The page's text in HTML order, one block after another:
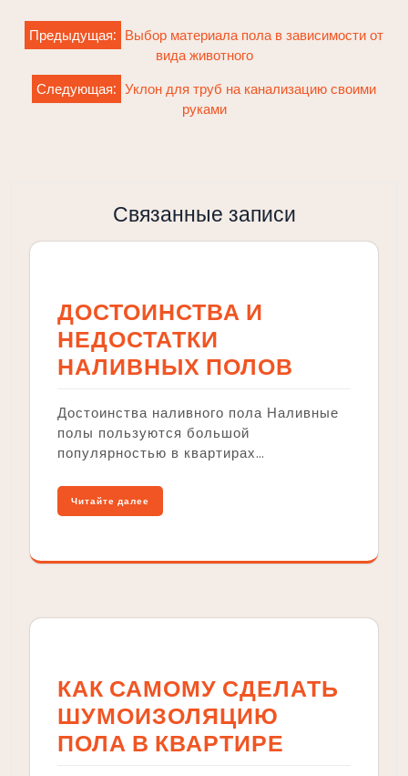
Навигация
по
записям
Предыдущая: Выбор материала пола в зависимости от
вида животного
Следующая: Уклон для труб на канализацию своими
руками
Связанные записи
ДОСТОИНСТВА И
НЕДОСТАТКИ
НАЛИВНЫХ ПОЛОВ
Достоинства наливного пола Наливные
полы пользуются большой
популярностью в квартирах…
Читайте далее
КАК САМОМУ СДЕЛАТЬ
ШУМОИЗОЛЯЦИЮ
ПОЛА В КВАРТИРЕ